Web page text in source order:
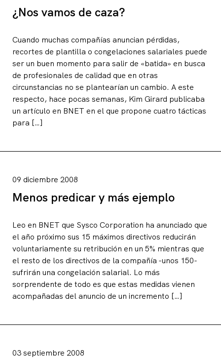
¿Nos vamos de caza?
Cuando muchas compañías anuncian pérdidas,
recortes de plantilla o congelaciones salariales puede
ser un buen momento para salir de «batida» en busca
de profesionales de calidad que en otras
circunstancias no se plantearían un cambio. A este
respecto, hace pocas semanas, Kim Girard publicaba
un artículo en BNET en el que propone cuatro tácticas
para […]
09 diciembre 2008
Menos predicar y más ejemplo
Leo en BNET que Sysco Corporation ha anunciado que
el año próximo sus 15 máximos directivos reducirán
voluntariamente su retribución en un 5% mientras que
el resto de los directivos de la compañía -unos 150-
sufrirán una congelación salarial. Lo más
sorprendente de todo es que estas medidas vienen
acompañadas del anuncio de un incremento […]
03 septiembre 2008